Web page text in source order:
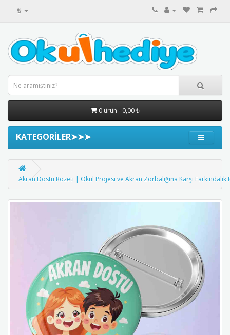
₺
0 ürün - 0,00 ₺
KATEGORİLER➤➤➤
Akran Dostu Rozeti | Okul Projesi ve Akran Zorbalığına Karşı Farkındalık